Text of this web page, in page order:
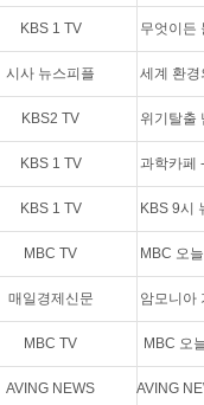
KBS 1 TV 무엇이든
시사 뉴스피플 세계 환
KBS2 TV 위기탈출
KBS 1 TV 과학카페
KBS 1 TV KBS 9시
MBC TV MBC 오
매일경제신문 암모니아
MBC TV MBC 오
AVING NEWS AVING